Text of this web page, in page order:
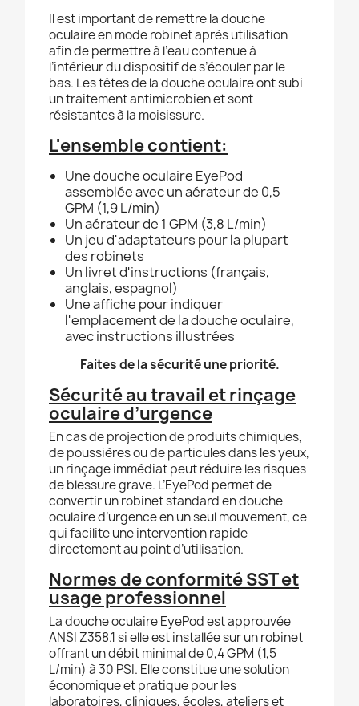
Il est important de remettre la douche
oculaire en mode robinet après utilisation
afin de permettre à l’eau contenue à
l’intérieur du dispositif de s’écouler par le
bas. Les têtes de la douche oculaire ont subi
un traitement antimicrobien et sont
résistantes à la moisissure.
L'ensemble contient:
Une douche oculaire EyePod
assemblée avec un aérateur de 0,5
GPM (1,9 L/min)
Un aérateur de 1 GPM (3,8 L/min)
Un jeu d'adaptateurs pour la plupart
des robinets
Un livret d'instructions (français,
anglais, espagnol)
Une affiche pour indiquer
l'emplacement de la douche oculaire,
avec instructions illustrées
Faites de la sécurité une priorité.
Sécurité au travail et rinçage
oculaire d’urgence
En cas de projection de produits chimiques,
de poussières ou de particules dans les yeux,
un rinçage immédiat peut réduire les risques
de blessure grave. L’EyePod permet de
convertir un robinet standard en douche
oculaire d’urgence en un seul mouvement, ce
qui facilite une intervention rapide
directement au point d’utilisation.
Normes de conformité SST et
usage professionnel
La douche oculaire EyePod est approuvée
ANSI Z358.1 si elle est installée sur un robinet
offrant un débit minimal de 0,4 GPM (1,5
L/min) à 30 PSI. Elle constitue une solution
économique et pratique pour les
laboratoires, cliniques, écoles, ateliers et